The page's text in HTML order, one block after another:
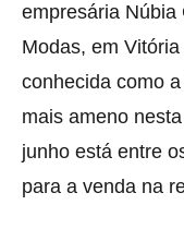
empresária Núbia
Modas, em
conhecida como
mais ameno
junho está entre
para a venda na